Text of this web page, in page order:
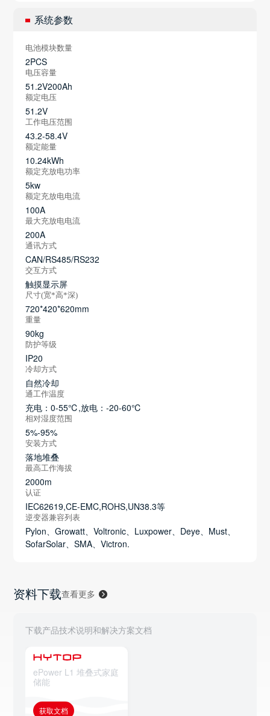
系统参数
电池模块数量
2PCS
电压容量
51.2V200Ah
额定电压
51.2V
工作电压范围
43.2-58.4V
额定能量
10.24kWh
额定充放电功率
5kw
额定充放电电流
100A
最大充放电电流
200A
通讯方式
CAN/RS485/RS232
交互方式
触摸显示屏
尺寸(宽*高*深)
720*420*620mm
重量
90kg
防护等级
IP20
冷却方式
自然冷却
通工作温度
充电：0-55℃,放电：-20-60℃
相对湿度范围
5%-95%
安装方式
落地堆叠
最高工作海拔
2000m
认证
IEC62619,CE-EMC,ROHS,UN38.3等
逆变器兼容列表
Pylon、Growatt、Voltronic、Luxpower、Deye、Must、
SofarSolar、SMA、Victron.
资料下载查看更多
下载产品技术说明和解决方案文档
ePower L1 堆叠式家庭
储能
获取文档